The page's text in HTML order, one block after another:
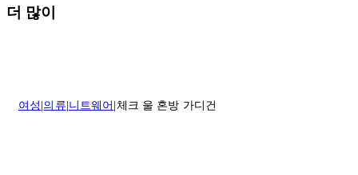
더 많이
여성 의류 니트웨어 체크 울 혼방 가디건